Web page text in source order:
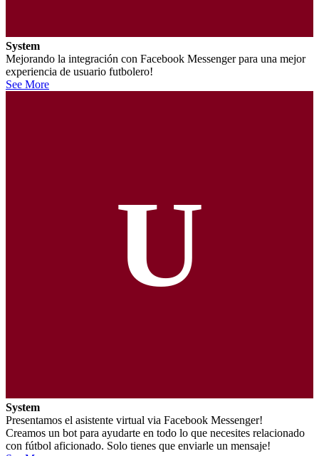
System
Mejorando la integración con Facebook Messenger para una mejor
experiencia de usuario futbolero!
See More
U
System
Presentamos el asistente virtual via Facebook Messenger!
Creamos un bot para ayudarte en todo lo que necesites relacionado
con fútbol aficionado. Solo tienes que enviarle un mensaje!